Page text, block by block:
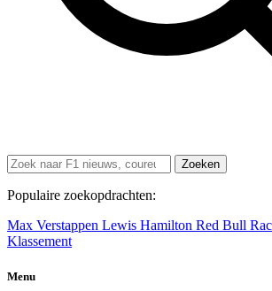
Zoeken
Populaire zoekopdrachten:
Max Verstappen Lewis Hamilton Red Bull
Klassement
Menu